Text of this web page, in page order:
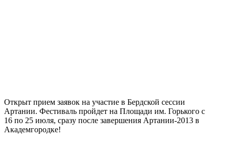
Открыт прием заявок на участие в Бердской сессии
Артании. Фестиваль пройдет на Площади им. Горького с
16 по 25 июля, сразу после завершения Артании-2013 в
Академгородке!